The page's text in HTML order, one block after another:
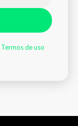
Termos de uso